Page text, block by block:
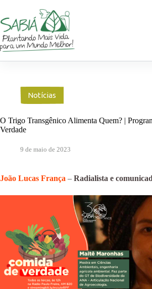
o
conteúdo
Notícias
O Trigo Transgênico Alimenta Quem? |
Verdade
9 de maio de 2023
João Lucas França – Radialista e